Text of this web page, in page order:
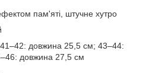
пам'яті, штучне хутро
довжина 25,5 см; 43–44:
довжина 27,5 см